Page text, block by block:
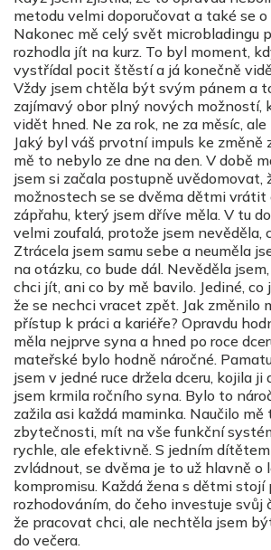
metodu velmi doporučovat a také se
Nakonec mě celý svět microbladingu
rozhodla jít na kurz. To byl moment,
vystřídal pocit štěstí a já konečně
Vždy jsem chtěla být svým pánem a
zajímavý obor plný nových možností,
vidět hned. Ne za rok, ne za měsíc,
Jaký byl váš prvotní impuls ke změně
mě to nebylo ze dne na den. V době
jsem si začala postupně uvědomovat,
možnostech se se dvěma dětmi vrátit
zápřahu, který jsem dříve měla. V tu
velmi zoufalá, protože jsem nevěděla,
Ztrácela jsem samu sebe a neuměla
na otázku, co bude dál. Nevěděla
chci jít, ani co by mě bavilo. Jediné, co
že se nechci vracet zpět. Jak změnilo
přístup k práci a kariéře? Opravdu
měla nejprve syna a hned po roce
mateřské bylo hodně náročné.
jsem v jedné ruce držela dceru, kojila ji
jsem krmila ročního syna. Bylo to
zažila asi každá maminka. Naučilo
zbytečnosti, mít na vše funkční
rychle, ale efektivně. S jedním dítětem
zvládnout, se dvěma je to už hlavně o
kompromisu. Každá žena s dětmi
rozhodováním, do čeho investuje svůj
že pracovat chci, ale nechtěla jsem
do večera.